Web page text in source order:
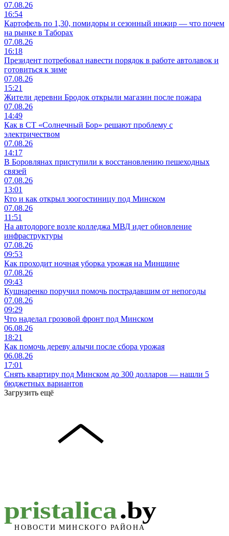
07.08.26
16:54
Картофель по 1,30, помидоры и сезонный инжир — что почем
на рынке в Таборах
07.08.26
16:18
Президент потребовал навести порядок в работе автолавок и
готовиться к зиме
07.08.26
15:21
Жители деревни Бродок открыли магазин после пожара
07.08.26
14:49
Как в СТ «Солнечный Бор» решают проблему с
электричеством
07.08.26
14:17
В Боровлянах приступили к восстановлению пешеходных
связей
07.08.26
13:01
Кто и как открыл зоогостиницу под Минском
07.08.26
11:51
На автодороге возле колледжа МВД идет обновление
инфраструктуры
07.08.26
09:53
Как проходит ночная уборка урожая на Минщине
07.08.26
09:43
Кушнаренко поручил помочь пострадавшим от непогоды
07.08.26
09:29
Что наделал грозовой фронт под Минском
06.08.26
18:21
Как помочь дереву алычи после сбора урожая
06.08.26
17:01
Снять квартиру под Минском до 300 долларов — нашли 5
бюджетных вариантов
Загрузить ещё